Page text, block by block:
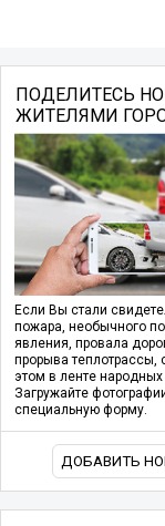
ПОДЕЛИТЕСЬ
ЖИТЕЛЯМИ
Если Вы стали
пожара, необычного
явления, провала
прорыва теплотрассы,
этом в ленте народных
Загружайте
специальную форму.
ДОБАВИТЬ